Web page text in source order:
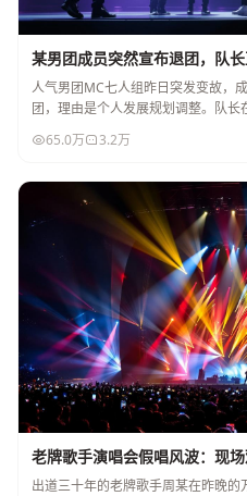
某男团成员突然宣布退团，队
人气男团MC七人组昨日突发变故，
团，理由是个人发展规划调整。队
65.0万 3.2万
老牌歌手演唱会假唱风波：现
出道三十年的老牌歌手周某在昨晚